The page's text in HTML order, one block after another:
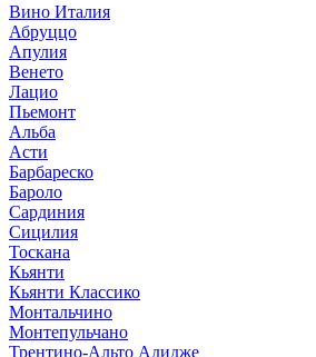
Вино Италия
Абруццо
Апулия
Венето
Лацио
Пьемонт
Альба
Асти
Барбареско
Бароло
Сардиния
Сицилия
Тоскана
Кьянти
Кьянти Классико
Монтальчино
Монтепульчано
Трентино-Альто Адидже